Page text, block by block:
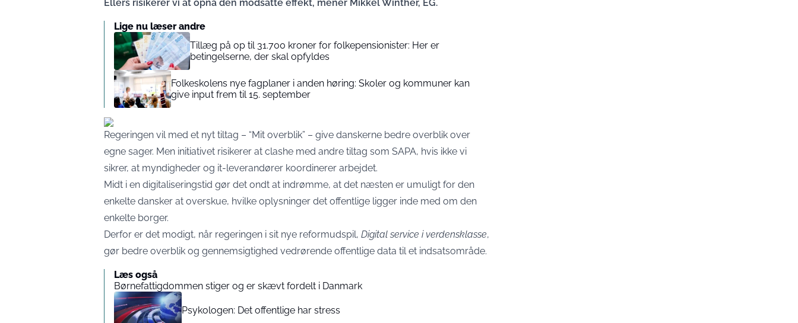
Ellers risikerer vi at opnå den modsatte effekt, mener Mikkel Winther, EG.
Lige nu læser andre
Tillæg på op til 31.700 kroner for folkepensionister: Her er
betingelserne, der skal opfyldes
Folkeskolens nye fagplaner i anden høring: Skoler og kommuner kan
give input frem til 15. september
Regeringen vil med et nyt tiltag – “Mit overblik” – give danskerne bedre overblik over
egne sager. Men initiativet risikerer at clashe med andre tiltag som SAPA, hvis ikke vi
sikrer, at myndigheder og it-leverandører koordinerer arbejdet.
Midt i en digitaliseringstid gør det ondt at indrømme, at det næsten er umuligt for den
enkelte dansker at overskue, hvilke oplysninger det offentlige ligger inde med om den
enkelte borger.
Derfor er det modigt, når regeringen i sit nye reformudspil, Digital service i verdensklasse,
gør bedre overblik og gennemsigtighed vedrørende offentlige data til et indsatsområde.
Læs også
Børnefattigdommen stiger og er skævt fordelt i Danmark
Psykologen: Det offentlige har stress